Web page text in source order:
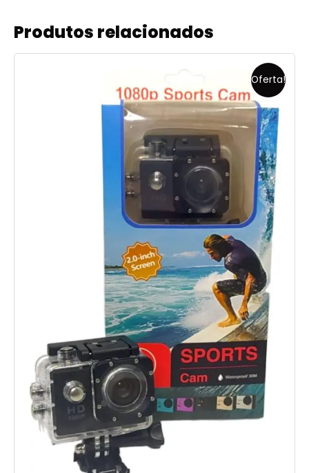
Produtos relacionados
Oferta!